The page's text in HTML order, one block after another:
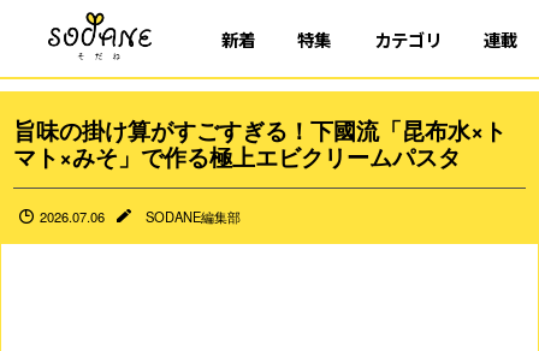
新着 特集 カテゴリ 連載
旨味の掛け算がすごすぎる！下國流「昆布水×ト
マト×みそ」で作る極上エビクリームパスタ
2026.07.06 SODANE編集部